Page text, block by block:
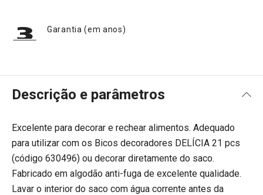
Garantia (em anos)
Descrição e parâmetros
Excelente para decorar e rechear alimentos. Adequado
para utilizar com os Bicos decoradores DELÍCIA 21 pcs
(código 630496) ou decorar diretamente do saco.
Fabricado em algodão anti-fuga de excelente qualidade.
Lavar o interior do saco com água corrente antes da